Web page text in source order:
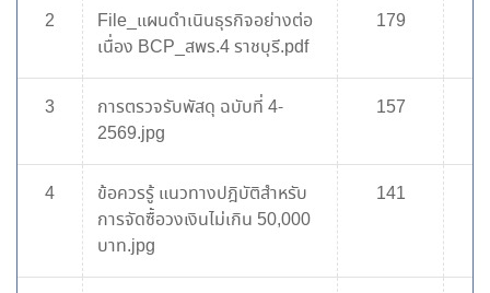
2
File_แผนดำเนินธุรกิจอย่างต่อ
เนื่อง BCP_สพร.4 ราชบุรี.pdf
179
3
การตรวจรับพัสดุ ฉบับที่ 4-
2569.jpg
157
4
ข้อควรรู้ แนวทางปฎิบัติสำหรับ
การจัดซื้อวงเงินไม่เกิน 50,000
บาท.jpg
141